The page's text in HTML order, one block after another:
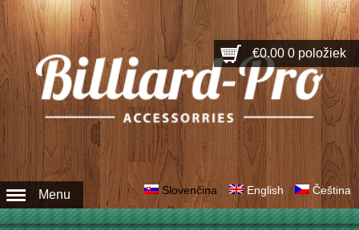
€0.00 0 položiek
Slovenčina English Čeština
Menu